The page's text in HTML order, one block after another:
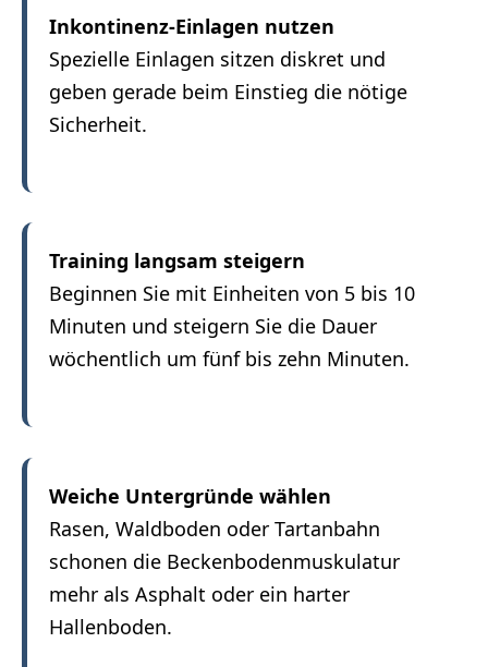
Inkontinenz-Einlagen nutzen
Spezielle Einlagen sitzen diskret und
geben gerade beim Einstieg die nötige
Sicherheit.
Training langsam steigern
Beginnen Sie mit Einheiten von 5 bis 10
Minuten und steigern Sie die Dauer
wöchentlich um fünf bis zehn Minuten.
Weiche Untergründe wählen
Rasen, Waldboden oder Tartanbahn
schonen die Beckenbodenmuskulatur
mehr als Asphalt oder ein harter
Hallenboden.